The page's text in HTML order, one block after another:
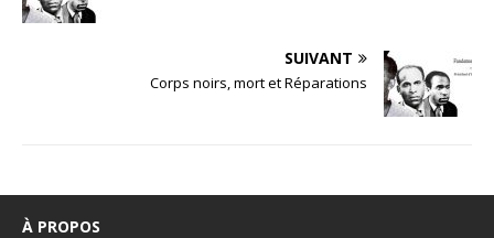
SUIVANT
Corps noirs, mort et Réparations
À PROPOS